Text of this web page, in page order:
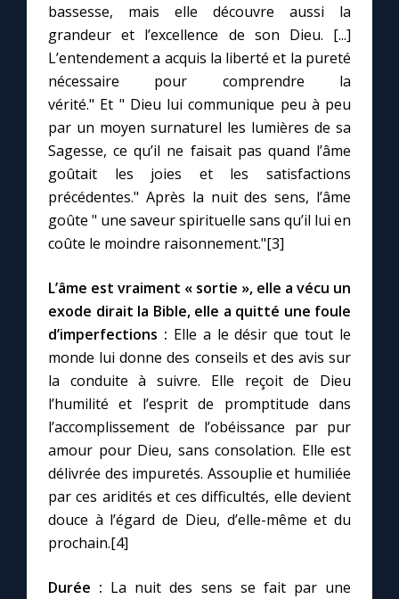
bassesse, mais elle découvre aussi la
grandeur et l’excellence de son Dieu. [...]
L’entendement a acquis la liberté et la pureté
nécessaire pour comprendre la
vérité." Et " Dieu lui communique peu à peu
par un moyen surnaturel les lumières de sa
Sagesse, ce qu’il ne faisait pas quand l’âme
goûtait les joies et les satisfactions
précédentes." Après la nuit des sens, l’âme
goûte " une saveur spirituelle sans qu’il lui en
coûte le moindre raisonnement."[3]
L’âme est vraiment « sortie », elle a vécu un
exode dirait la Bible, elle a quitté une foule
d’imperfections : Elle a le désir que tout le
monde lui donne des conseils et des avis sur
la conduite à suivre. Elle reçoit de Dieu
l’humilité et l’esprit de promptitude dans
l’accomplissement de l’obéissance par pur
amour pour Dieu, sans consolation. Elle est
délivrée des impuretés. Assouplie et humiliée
par ces aridités et ces difficultés, elle devient
douce à l’égard de Dieu, d’elle-même et du
prochain.[4]
Durée : La nuit des sens se fait par une